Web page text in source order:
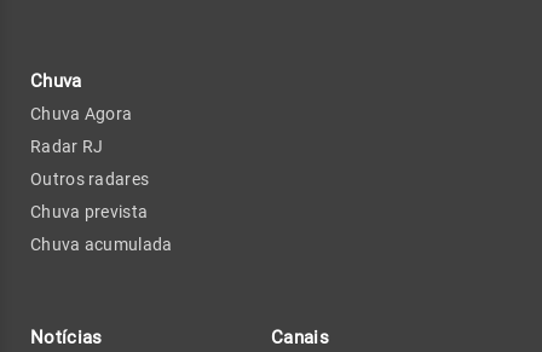
Chuva
Chuva Agora
Radar RJ
Outros radares
Chuva prevista
Chuva acumulada
Notícias Canais